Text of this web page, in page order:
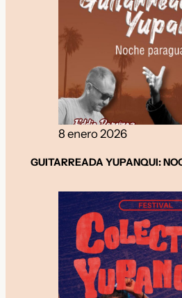
8 enero 2026
GUITARREADA YUPANQUI: